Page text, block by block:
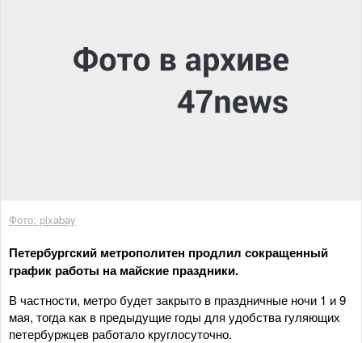
Фото: pixabay
Петербургский метрополитен продлил сокращенный
график работы на майские праздники.
В частности, метро будет закрыто в праздничные ночи 1 и 9
мая, тогда как в предыдущие годы для удобства гуляющих
петербуржцев работало круглосуточно.